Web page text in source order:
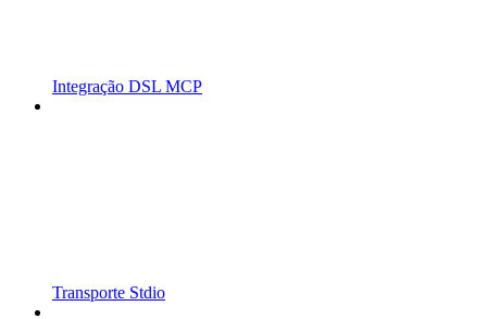
Integração DSL MCP
Transporte Stdio